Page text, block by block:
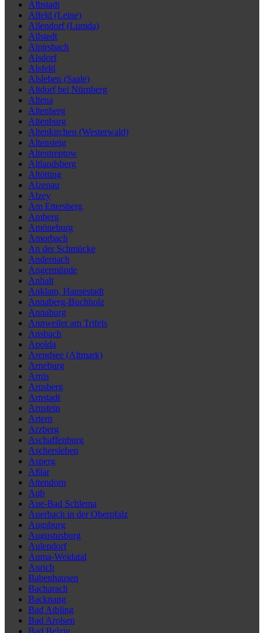
Albstadt
Alfeld (Leine)
Allendorf (Lumda)
Allstedt
Alpirsbach
Alsdorf
Alsfeld
Alsleben (Saale)
Altdorf bei Nürnberg
Altena
Altenberg
Altenburg
Altenkirchen (Westerwald)
Altensteig
Altentreptow
Altlandsberg
Altötting
Alzenau
Alzey
Am Ettersberg
Amberg
Amöneburg
Amorbach
An der Schmücke
Andernach
Angermünde
Anhalt
Anklam, Hansestadt
Annaberg-Buchholz
Annaburg
Annweiler am Trifels
Ansbach
Apolda
Arendsee (Altmark)
Arneburg
Arnis
Arnsberg
Arnstadt
Arnstein
Artern
Arzberg
Aschaffenburg
Aschersleben
Asperg
Aßlar
Attendorn
Aub
Aue-Bad Schlema
Auerbach in der Oberpfalz
Augsburg
Augustusburg
Aulendorf
Auma-Weidatal
Aurich
Babenhausen
Bacharach
Backnang
Bad Aibling
Bad Arolsen